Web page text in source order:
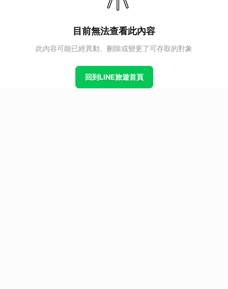
目前無法查看此內容
此內容可能已經異動、刪除或變更了可存取的對象
回到LINE旅遊首頁